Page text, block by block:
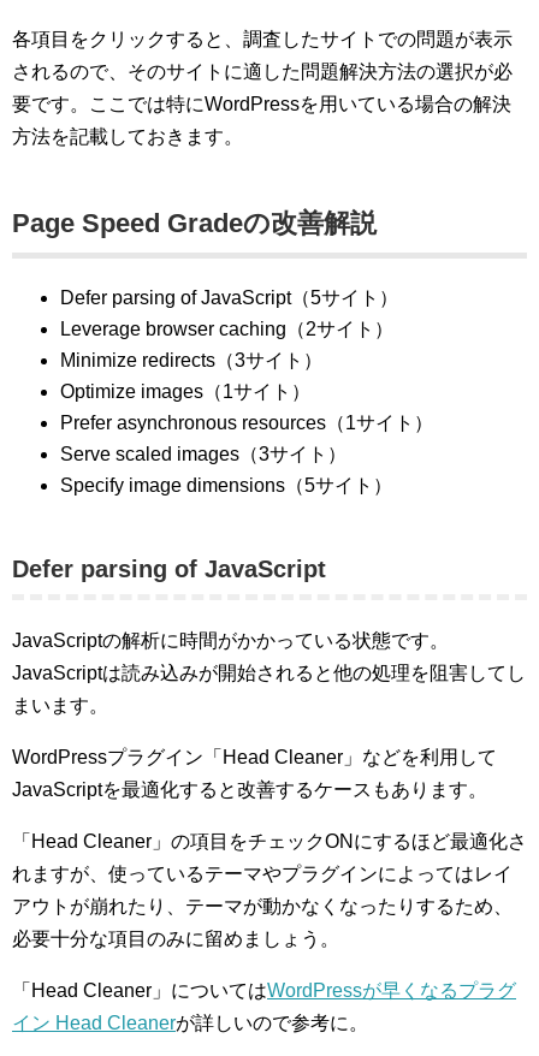
各項目をクリックすると、調査したサイトでの問題が表示
されるので、そのサイトに適した問題解決方法の選択が必
要です。ここでは特にWordPressを用いている場合の解決
方法を記載しておきます。
Page Speed Gradeの改善解説
Defer parsing of JavaScript（5サイト）
Leverage browser caching（2サイト）
Minimize redirects（3サイト）
Optimize images（1サイト）
Prefer asynchronous resources（1サイト）
Serve scaled images（3サイト）
Specify image dimensions（5サイト）
Defer parsing of JavaScript
JavaScriptの解析に時間がかかっている状態です。
JavaScriptは読み込みが開始されると他の処理を阻害してし
まいます。
WordPressプラグイン「Head Cleaner」などを利用して
JavaScriptを最適化すると改善するケースもあります。
「Head Cleaner」の項目をチェックONにするほど最適化さ
れますが、使っているテーマやプラグインによってはレイ
アウトが崩れたり、テーマが動かなくなったりするため、
必要十分な項目のみに留めましょう。
「Head Cleaner」についてはWordPressが早くなるプラグ
イン Head Cleanerが詳しいので参考に。